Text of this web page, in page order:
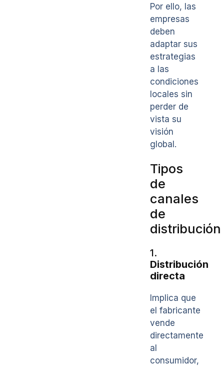
Por ello, las
empresas
deben
adaptar sus
estrategias
a las
condiciones
locales sin
perder de
vista su
visión
global.
Tipos
de
canales
de
distribución
1.
Distribución
directa
Implica que
el fabricante
vende
directamente
al
consumidor,